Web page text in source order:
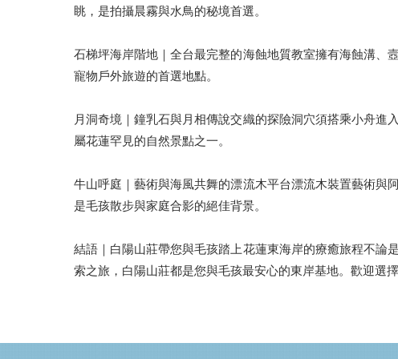
眺，是拍攝晨霧與水鳥的秘境首選。
石梯坪海岸階地｜全台最完整的海蝕地質教室擁有海蝕溝、
寵物戶外旅遊的首選地點。
月洞奇境｜鐘乳石與月相傳說交織的探險洞穴須搭乘小舟進
屬花蓮罕見的自然景點之一。
牛山呼庭｜藝術與海風共舞的漂流木平台漂流木裝置藝術與
是毛孩散步與家庭合影的絕佳背景。
結語｜白陽山莊帶您與毛孩踏上花蓮東海岸的療癒旅程不論
索之旅，白陽山莊都是您與毛孩最安心的東岸基地。歡迎選